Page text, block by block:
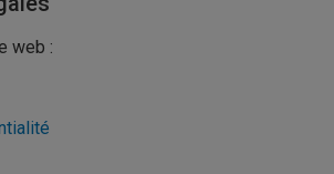
web :